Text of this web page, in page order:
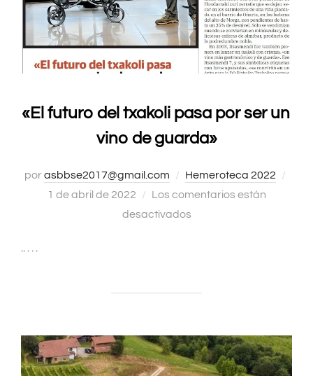
«El futuro del txakoli pasa por ser un
vino de guarda»
porasbbse2017@gmail.com Hemeroteca 2022
1 de abril de 2022
Los comentarios están
desactivados
.. . . .